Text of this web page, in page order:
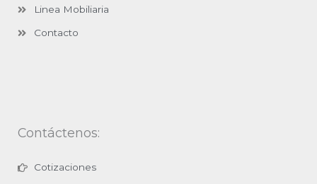
Linea Mobiliaria
Contacto
Contáctenos:
Cotizaciones